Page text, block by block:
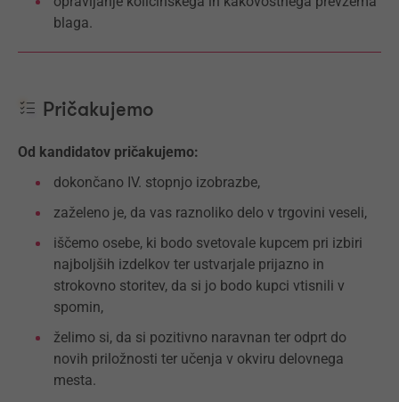
blaga.
Pričakujemo
Od kandidatov pričakujemo:
dokončano IV. stopnjo izobrazbe,
zaželeno je, da vas raznoliko delo v trgovini veseli,
iščemo osebe, ki bodo svetovale kupcem pri izbiri
najboljših izdelkov ter ustvarjale prijazno in
strokovno storitev, da si jo bodo kupci vtisnili v
spomin,
želimo si, da si pozitivno naravnan ter odprt do
novih priložnosti ter učenja v okviru delovnega
mesta.